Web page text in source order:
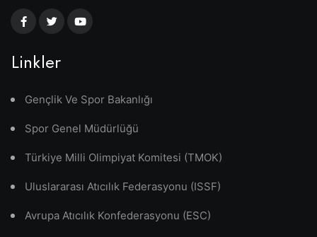
Linkler
Gençlik Ve Spor Bakanlığı
Spor Genel Müdürlüğü
Türkiye Milli Olimpiyat Komitesi (TMOK)
Uluslararası Atıcılık Federasyonu (ISSF)
Avrupa Atıcılık Konfederasyonu (ESC)